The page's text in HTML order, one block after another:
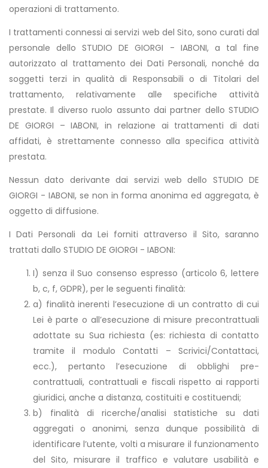
operazioni di trattamento.
I trattamenti connessi ai servizi web del Sito, sono curati dal
personale dello STUDIO DE GIORGI - IABONI, a tal fine
autorizzato al trattamento dei Dati Personali, nonché da
soggetti terzi in qualità di Responsabili o di Titolari del
trattamento, relativamente alle specifiche attività
prestate. Il diverso ruolo assunto dai partner dello STUDIO
DE GIORGI – IABONI, in relazione ai trattamenti di dati
affidati, è strettamente connesso alla specifica attività
prestata.
Nessun dato derivante dai servizi web dello STUDIO DE
GIORGI - IABONI, se non in forma anonima ed aggregata, è
oggetto di diffusione.
I Dati Personali da Lei forniti attraverso il Sito, saranno
trattati dallo STUDIO DE GIORGI - IABONI:
I) senza il Suo consenso espresso (articolo 6, lettere
b, c, f, GDPR), per le seguenti finalità:
a) finalità inerenti l’esecuzione di un contratto di cui
Lei è parte o all’esecuzione di misure precontrattuali
adottate su Sua richiesta (es: richiesta di contatto
tramite il modulo Contatti – Scrivici/Contattaci,
ecc.), pertanto l’esecuzione di obblighi pre-
contrattuali, contrattuali e fiscali rispetto ai rapporti
giuridici, anche a distanza, costituiti e costituendi;
b) finalità di ricerche/analisi statistiche su dati
aggregati o anonimi, senza dunque possibilità di
identificare l’utente, volti a misurare il funzionamento
del Sito, misurare il traffico e valutare usabilità e